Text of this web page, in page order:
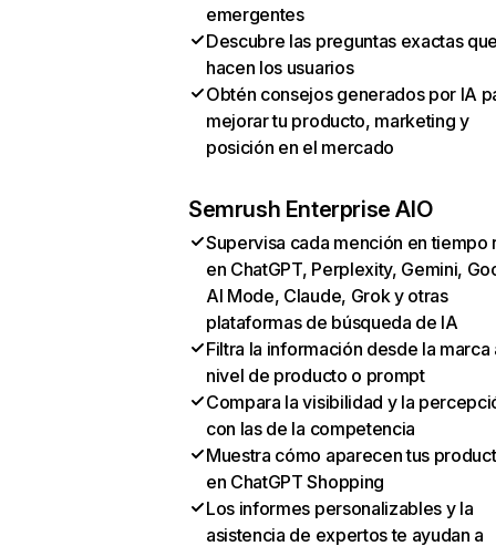
emergentes
Descubre las preguntas exactas
hacen los usuarios
Obtén consejos generados por IA
mejorar tu producto, marketing y
posición en el mercado
Semrush Enterprise AIO
Supervisa cada mención en tiempo
en ChatGPT, Perplexity, Gemini,
AI Mode, Claude, Grok y otras
plataformas de búsqueda de IA
Filtra la información desde la marca
nivel de producto o prompt
Compara la visibilidad y la
con las de la competencia
Muestra cómo aparecen tus
en ChatGPT Shopping
Los informes personalizables y la
asistencia de expertos te ayudan a